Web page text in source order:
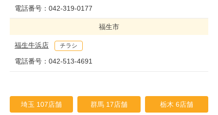
電話番号： 042-319-0177
福生市
福生牛浜店 チラシ
電話番号： 042-513-4691
埼玉 107店舗 群馬 17店舗 栃木 6店舗